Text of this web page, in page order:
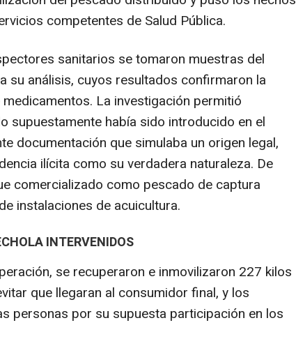
competentes de Salud Pública.
sanitarios se tomaron muestras del
su análisis, cuyos resultados confirmaron la
La investigación permitió
supuestamente había sido introducido en el
documentación que simulaba un origen legal,
ilícita como su verdadera naturaleza. De
comercializado como pescado de captura
instalaciones de acuicultura.
INTERVENIDOS
se recuperaron e inmovilizaron 227 kilos
que llegaran al consumidor final, y los
personas por su supuesta participación en los